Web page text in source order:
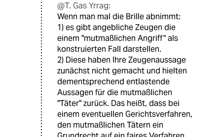
@T. Gas Yrrag:
Wenn man mal die Brille abnimmt:
1) es gibt angebliche Zeugen die
einem "mutmaßlichen Angriff" als
konstruierten Fall darstellen.
2) Diese haben Ihre Zeugenaussage
zunächst nicht gemacht und hielten
dementsprechend entlastende
Aussagen für die mutmaßlichen
"Täter" zurück. Das heißt, dass bei
einem eventuellen Gerichtsverfahren,
den mutmaßlichen Tätern ein